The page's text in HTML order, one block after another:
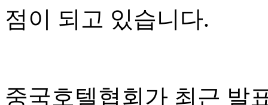
점이 되고 있습니다.
중국호텔협회가 최근 발